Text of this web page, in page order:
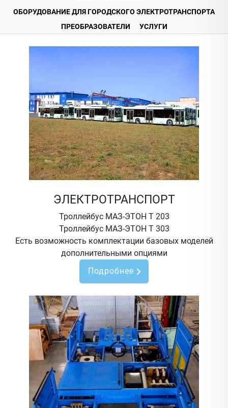
ОБОРУДОВАНИЕ ДЛЯ ГОРОДСКОГО ЭЛЕКТРОТРАНСПОРТА
ПРЕОБРАЗОВАТЕЛИ
УСЛУГИ
ЭЛЕКТРОТРАНСПОРТ
Троллейбус МАЗ-ЭТОН Т 203
Троллейбус МАЗ-ЭТОН Т 303
Есть возможность комплектации базовых моделей
дополнительными опциями
Подробнее